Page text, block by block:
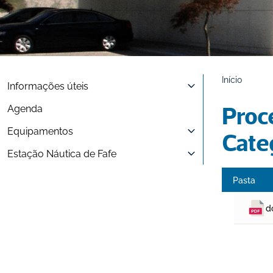
Informações úteis
Agenda
Equipamentos
Estação Náutica de Fafe
Início
Pasta